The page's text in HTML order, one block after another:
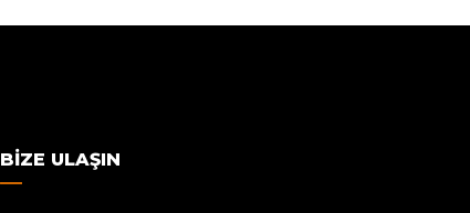
BIZE ULAŞIN